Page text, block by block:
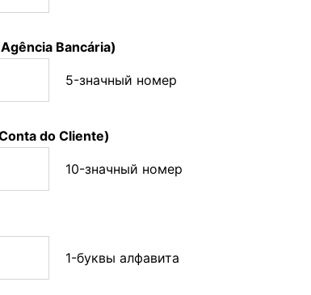
Bancária)
5-значный номер
do Cliente)
10-значный номер
1-буквы алфавита